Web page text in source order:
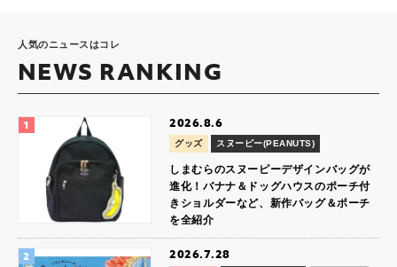
人気のニュースはコレ
NEWS RANKING
2026.8.6
グッズ スヌーピー(PEANUTS)
しまむらのスヌーピーデザインバッグが
進化！バナナ＆ドッグハウスのポーチ付
きショルダーなど、新作バッグ＆ポーチ
を全紹介
2026.7.28